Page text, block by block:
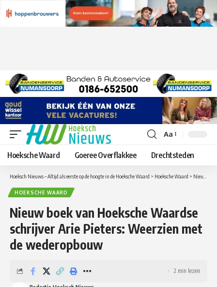
Lettergrootte
aanpassen
Aa
Hoeksche Waard Goeree Overflakkee Drechtsteden
Hoeksch Nieuws – Altijd als eerste op de hoogte in de Hoeksche Waard > Hoeksche Waard > Nieuw boek van Hoeksche Waardse schrijver Arie Pieters: Weerzien met de wederopbouw
HOEKSCHE WAARD
Nieuw boek van Hoeksche Waardse
schrijver Arie Pieters: Weerzien met
de wederopbouw
2 min lezen